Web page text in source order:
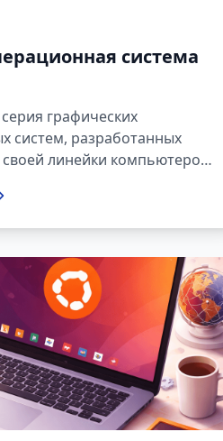
система
графических
систем, разработанных
своей линейки компьютеров
безопасностью и
которая легко